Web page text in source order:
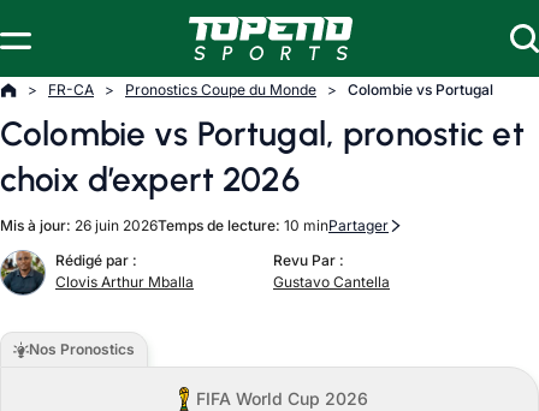
FR-CA Pronostics Coupe du Monde Colombie vs Portugal
Colombie vs Portugal, pronostic et
choix d’expert 2026
Mis à jour: 26 juin 2026Temps de lecture: 10 minPartager
Rédigé par :
Clovis Arthur Mballa
Revu Par :
Gustavo Cantella
Nos Pronostics
FIFA World Cup 2026